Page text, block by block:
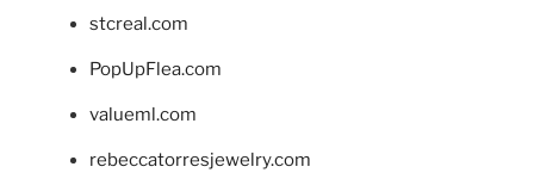
stcreal.com
PopUpFlea.com
valueml.com
rebeccatorresjewelry.com